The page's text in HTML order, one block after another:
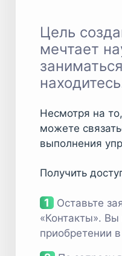
Цель
мечтает
Несмотря на
можете
выполнения
Получить
Оставьте
«Контакты».
приобретении